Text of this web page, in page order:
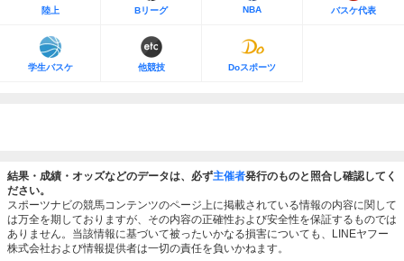
陸上 Bリーグ NBA バスケ代表
学生バスケ 他競技 Doスポーツ
結果・成績・オッズなどのデータは、必ず主催者発行のものと照合し確認してく
ださい。
スポーツナビの競馬コンテンツのページ上に掲載されている情報の内容に関して
は万全を期しておりますが、その内容の正確性および安全性を保証するものでは
ありません。当該情報に基づいて被ったいかなる損害についても、LINEヤフー
株式会社および情報提供者は一切の責任を負いかねます。